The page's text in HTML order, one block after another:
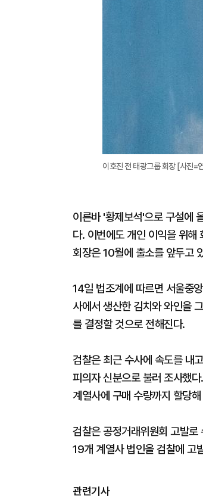
이호진 전 태광그룹 회장 [사진=
이른바 '황제보석'으로 구설에
다. 이번에도 개인 이익을 위
회장은 10월에 출소를 앞두고
14일 법조계에 따르면 서울중
사에서 생산한 김치와 와인을
를 결정할 것으로 전해진다.
검찰은 최근 수사에 속도를 내
피의자 신분으로 불러 조사했
계열사에 구매 수량까지 할당
검찰은 공정거래위원회 고발
19개 계열사 법인을 검찰에 고
관련기사